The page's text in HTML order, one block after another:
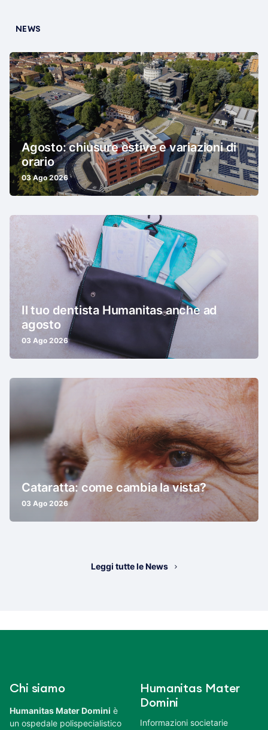
NEWS
Agosto: chiusure estive e variazioni di
orario
03 Ago 2026
Il tuo dentista Humanitas anche ad
agosto
03 Ago 2026
Cataratta: come cambia la vista?
03 Ago 2026
Leggi tutte le News
Chi siamo
Humanitas Mater Domini è
un ospedale polispecialistico
Humanitas Mater
Domini
Informazioni societarie